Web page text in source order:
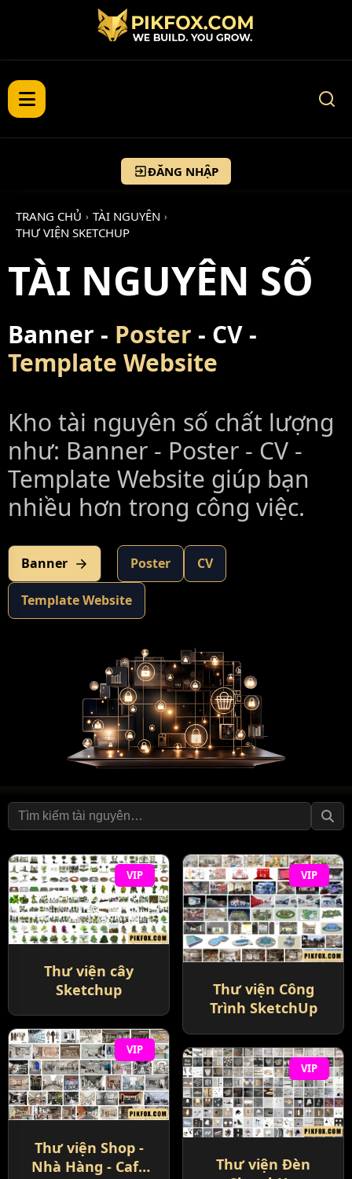
ĐĂNG NHẬP
TRANG CHỦ › TÀI NGUYÊN ›
THƯ VIỆN SKETCHUP
TÀI NGUYÊN SỐ
Banner - Poster - CV -
Template Website
Kho tài nguyên số chất lượng
như: Banner - Poster - CV -
Template Website giúp bạn
nhiều hơn trong công việc.
Banner Poster CV
Template Website
VIP
Thư viện cây
Sketchup
VIP
Thư viện Công
Trình SketchUp
VIP
Thư viện Shop -
Nhà Hàng - Cafe
VIP
Thư viện Đèn